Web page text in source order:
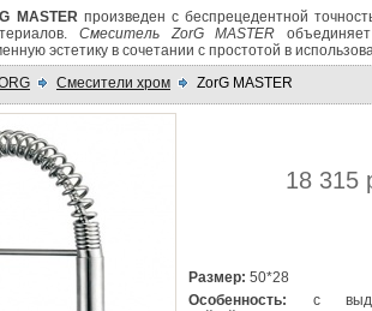
MASTERпроизведен с беспрецедентной
Смеситель ZorG MASTER
эстетику в сочетании с простотой в
Смесители хром ZorG MASTER
18 315
Размер: 50*28
Особенность: с